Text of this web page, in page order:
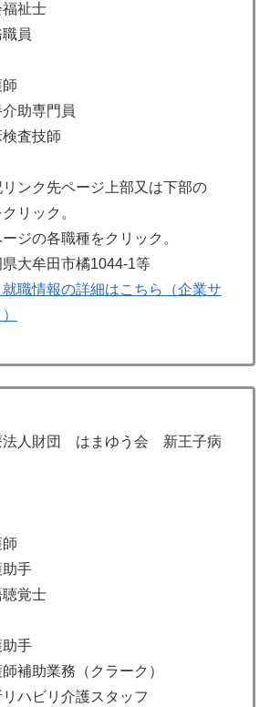
福祉士
員
助専門員
査技師
リンク先ページ上部又は下部の
リック。
ジの各職種をクリック。
県大牟田市橘1044-1等
職情報の詳細はこちら（企業サ
法人財団 はまゆう会 新王子病
助手
聴覚士
助手
補助業務（クラーク）
ハビリ介護スタッフ